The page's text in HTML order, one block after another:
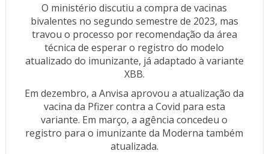
O ministério discutiu a compra de vacinas
bivalentes no segundo semestre de 2023, mas
travou o processo por recomendação da área
técnica de esperar o registro do modelo
atualizado do imunizante, já adaptado à variante
XBB.
Em dezembro, a Anvisa aprovou a atualização da
vacina da Pfizer contra a Covid para esta
variante. Em março, a agência concedeu o
registro para o imunizante da Moderna também
atualizada.